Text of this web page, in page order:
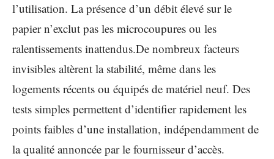
l’utilisation. La présence d’un débit élevé sur le
papier n’exclut pas les microcoupures ou les
ralentissements inattendus.De nombreux facteurs
invisibles altèrent la stabilité, même dans les
logements récents ou équipés de matériel neuf. Des
tests simples permettent d’identifier rapidement les
points faibles d’une installation, indépendamment de
la qualité annoncée par le fournisseur d’accès.